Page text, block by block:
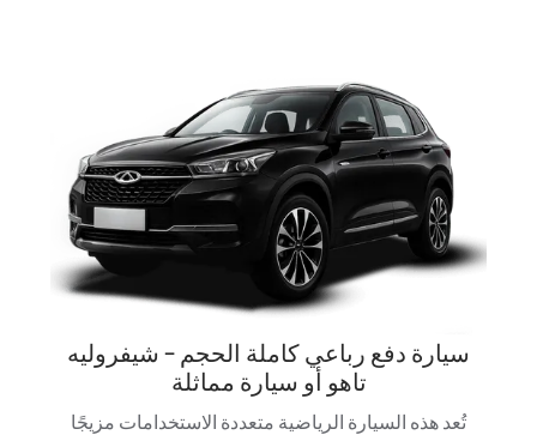
سيارة دفع رباعي كاملة الحجم - شيفروليه
تاهو أو سيارة مماثلة
تُعد هذه السيارة الرياضية متعددة الاستخدامات مزيجًا